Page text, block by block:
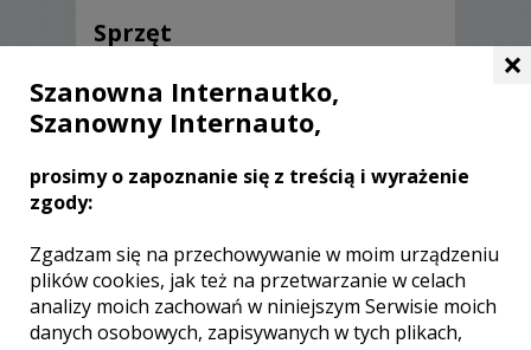
Sprzęt
Dysponujemy najlepszymi Lustrzankami i
Bezlusterkowcami Canona:)
Opinie o fotografie (0)
×
Szanowna Internautko,
Szanowny Internauto,
prosimy o zapoznanie się z treścią i wyrażenie
zgody:
Zgadzam się na przechowywanie w moim urządzeniu
plików cookies, jak też na przetwarzanie w celach
analizy moich zachowań w niniejszym Serwisie moich
danych osobowych, zapisywanych w tych plikach,